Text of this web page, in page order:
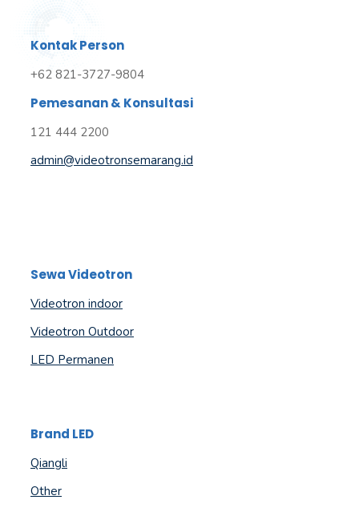
Kontak Person
+62 821-3727-9804
Pemesanan & Konsultasi
121 444 2200
admin@videotronsemarang.id
Sewa Videotron
Videotron indoor
Videotron Outdoor
LED Permanen
Brand LED
Qiangli
Other